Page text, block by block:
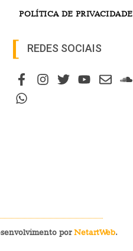
POLÍTICA DE PRIVACIDADE
REDES SOCIAIS
porNetartWeb.